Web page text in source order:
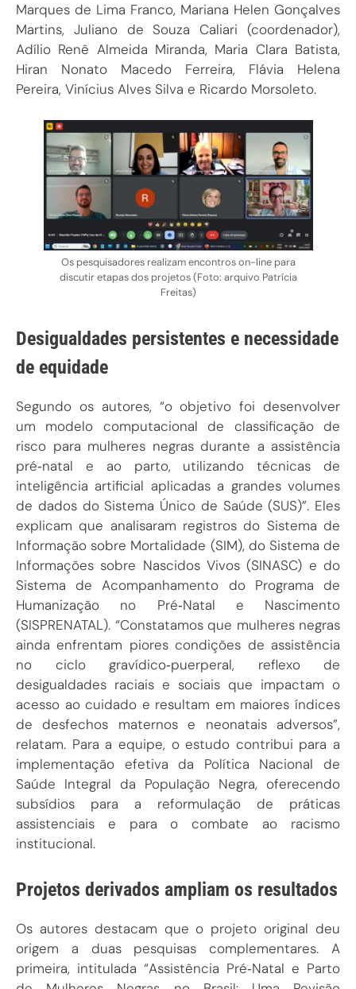
Marques de Lima Franco, Mariana Helen Gonçalves
Martins, Juliano de Souza Caliari (coordenador),
Adílio Renê Almeida Miranda, Maria Clara Batista,
Hiran Nonato Macedo Ferreira, Flávia Helena
Pereira, Vinícius Alves Silva e Ricardo Morsoleto.
Os pesquisadores realizam encontros on-line para
discutir etapas dos projetos (Foto: arquivo Patrícia
Freitas)
Desigualdades persistentes e necessidade
de equidade
Segundo os autores, “o objetivo foi desenvolver
um modelo computacional de classificação de
risco para mulheres negras durante a assistência
pré‑natal e ao parto, utilizando técnicas de
inteligência artificial aplicadas a grandes volumes
de dados do Sistema Único de Saúde (SUS)”. Eles
explicam que analisaram registros do Sistema de
Informação sobre Mortalidade (SIM), do Sistema de
Informações sobre Nascidos Vivos (SINASC) e do
Sistema de Acompanhamento do Programa de
Humanização no Pré‑Natal e Nascimento
(SISPRENATAL). “Constatamos que mulheres negras
ainda enfrentam piores condições de assistência
no ciclo gravídico‑puerperal, reflexo de
desigualdades raciais e sociais que impactam o
acesso ao cuidado e resultam em maiores índices
de desfechos maternos e neonatais adversos”,
relatam. Para a equipe, o estudo contribui para a
implementação efetiva da Política Nacional de
Saúde Integral da População Negra, oferecendo
subsídios para a reformulação de práticas
assistenciais e para o combate ao racismo
institucional.
Projetos derivados ampliam os resultados
Os autores destacam que o projeto original deu
origem a duas pesquisas complementares. A
primeira, intitulada “Assistência Pré‑Natal e Parto